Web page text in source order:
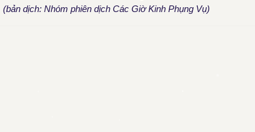
(bản dịch: Nhóm phiên dịch Các Giờ Kinh Phụng Vụ)